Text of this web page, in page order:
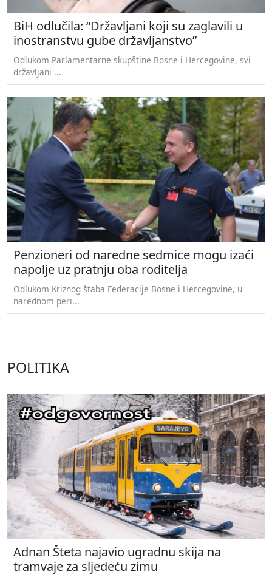
BiH odlučila: “Državljani koji su zaglavili u
inostranstvu gube državljanstvo”
Odlukom Parlamentarne skupštine Bosne i Hercegovine, svi
državljani ...
Penzioneri od naredne sedmice mogu izaći
napolje uz pratnju oba roditelja
Odlukom Kriznog štaba Federacije Bosne i Hercegovine, u
narednom peri...
POLITIKA
Adnan Šteta najavio ugradnu skija na
tramvaje za sljedeću zimu